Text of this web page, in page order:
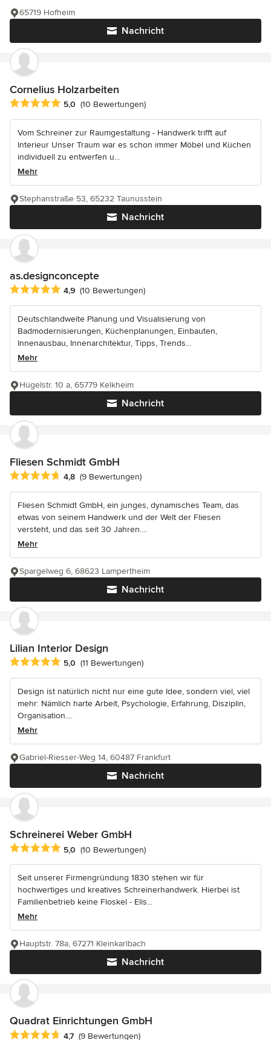
Nachricht
65719 Hofheim
Cornelius Holzarbeiten
Durchschnittliche Bewertung: 5 von 5 Sternen
5,0 (10 Bewertungen)
Vom Schreiner zur Raumgestaltung - Handwerk trifft auf
Interieur Unser Traum war es schon immer Möbel und Küchen
individuell zu entwerfen u...
Mehr
Nachricht
Stephanstraße 53, 65232 Taunusstein
as.designconcepte
Durchschnittliche Bewertung: 4.9 von 5 Sternen
4,9 (10 Bewertungen)
Deutschlandweite Planung und Visualisierung von
Badmodernisierungen, Küchenplanungen, Einbauten,
Innenausbau, Innenarchitektur, Tipps, Trends...
Mehr
Nachricht
Hügelstr. 10 a, 65779 Kelkheim
Fliesen Schmidt GmbH
Durchschnittliche Bewertung: 4.8 von 5 Sternen
4,8 (9 Bewertungen)
Fliesen Schmidt GmbH, ein junges, dynamisches Team, das
etwas von seinem Handwerk und der Welt der Fliesen
versteht, und das seit 30 Jahren....
Mehr
Nachricht
Spargelweg 6, 68623 Lampertheim
Lilian Interior Design
Durchschnittliche Bewertung: 5 von 5 Sternen
5,0 (11 Bewertungen)
Design ist natürlich nicht nur eine gute Idee, sondern viel, viel
mehr: Nämlich harte Arbeit, Psychologie, Erfahrung, Disziplin,
Organisation....
Mehr
Nachricht
Gabriel-Riesser-Weg 14, 60487 Frankfurt
Schreinerei Weber GmbH
Durchschnittliche Bewertung: 5 von 5 Sternen
5,0 (10 Bewertungen)
Seit unserer Firmengründung 1830 stehen wir für
hochwertiges und kreatives Schreinerhandwerk. Hierbei ist
Familienbetrieb keine Floskel - Elis...
Mehr
Nachricht
Hauptstr. 78a, 67271 Kleinkarlbach
Quadrat Einrichtungen GmbH
Durchschnittliche Bewertung: 4.7 von 5 Sternen
4,7 (9 Bewertungen)